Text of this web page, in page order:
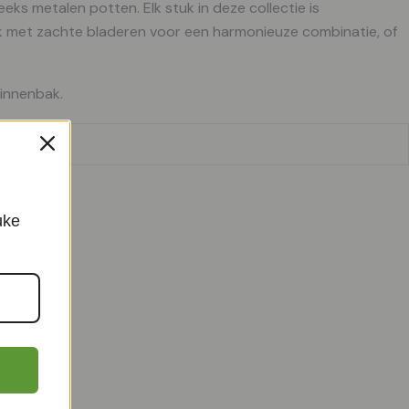
metalen potten. Elk stuk in deze collectie is
zachte bladeren voor een harmonieuze combinatie, of